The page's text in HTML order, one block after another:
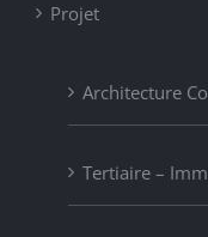
Projet
Architecture
Tertiaire –